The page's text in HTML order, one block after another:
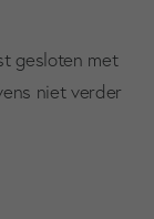
gesloten met
niet verder